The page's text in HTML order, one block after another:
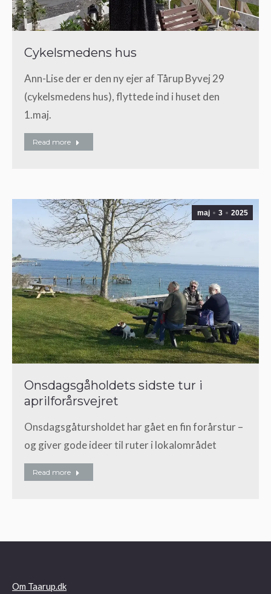
Cykelsmedens hus
Ann-Lise der er den ny ejer af Tårup Byvej 29
(cykelsmedens hus), flyttede ind i huset den
1.maj.
Read more
maj 3 2025
Onsdagsgåholdets sidste tur i
aprilforårsvejret
Onsdagsgåtursholdet har gået en fin forårstur –
og giver gode ideer til ruter i lokalområdet
Read more
Om Taarup.dk